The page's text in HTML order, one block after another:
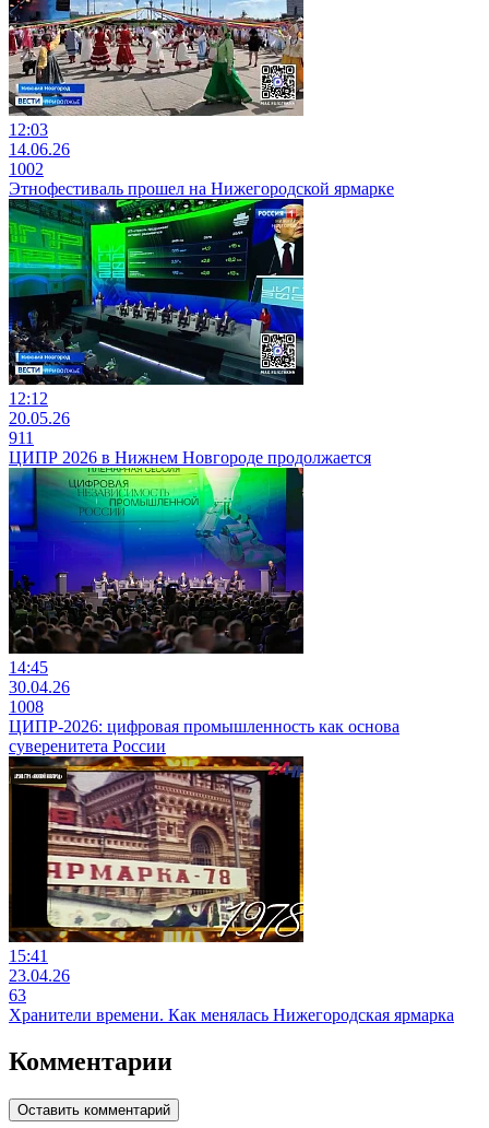
12:03
14.06.26
1002
Этнофестиваль прошел на Нижегородской ярмарке
12:12
20.05.26
911
ЦИПР 2026 в Нижнем Новгороде продолжается
14:45
30.04.26
1008
ЦИПР-2026: цифровая промышленность как основа
суверенитета России
15:41
23.04.26
63
Хранители времени. Как менялась Нижегородская ярмарка
Комментарии
Оставить комментарий